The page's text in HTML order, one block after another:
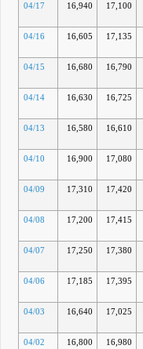
04/17
16,940 17,100
04/16
16,605 17,135
04/15
16,680 16,790
04/14
16,630 16,725
04/13
16,580 16,610
04/10
16,900 17,080
04/09
17,310 17,420
04/08
17,200 17,415
04/07
17,250 17,380
04/06
17,185 17,395
04/03
16,640 17,025
04/02
16,800 16,980